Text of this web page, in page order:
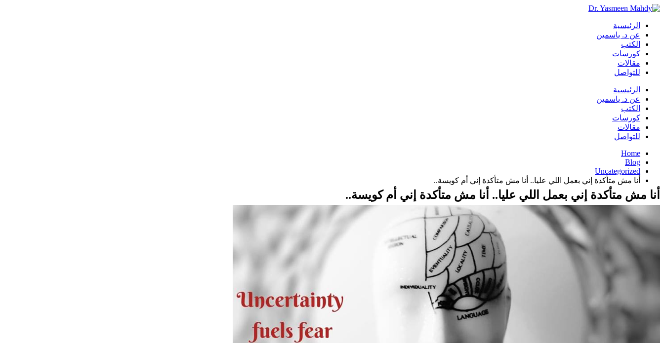
الرئيسية
عن د. ياسمين
الكتب
كورسات
مقالات
للتواصل
الرئيسية
عن د. ياسمين
الكتب
كورسات
مقالات
للتواصل
Home
Blog
Uncategorized
أنا مش متأكدة إني بعمل اللي عليا.. أنا مش متأكدة إني أم كويسة..
أنا مش متأكدة إني بعمل اللي عليا.. أنا مش متأكدة إني أم كويسة..